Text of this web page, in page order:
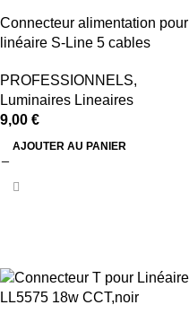
Connecteur alimentation pour
linéaire S-Line 5 cables
PROFESSIONNELS,
Luminaires Lineaires
9,00 €
AJOUTER AU PANIER